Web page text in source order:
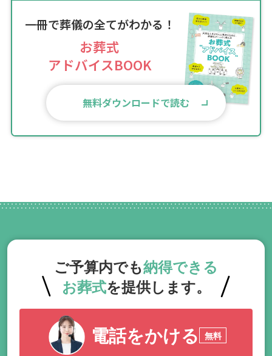
一冊で葬儀の全てがわかる！
お葬式
アドバイスBOOK
無料ダウンロードで読む
ご予算内でも納得できる
お葬式を提供します。
電話をかける 無料